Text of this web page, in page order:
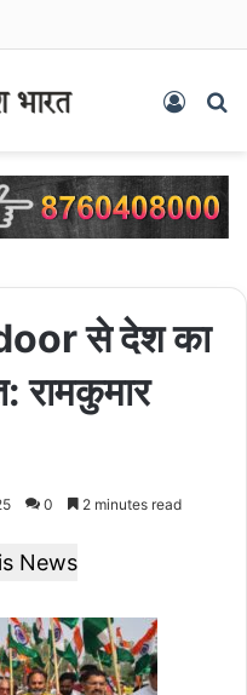
Log In
से देश का
रामकुमार
0 2 minutes read
News